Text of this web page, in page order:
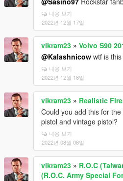
내용 보기
2022년 12월 17일
vikram23 » Volvo S90
@Kalashnicow wtf is
내용 보기
2022년 12월 16일
vikram23 » Realistic
Could you add this for
pistol and vintage pistol?
내용 보기
2022년 08월 06일
vikram23 » R.O.C
(R.O.C. Army Special